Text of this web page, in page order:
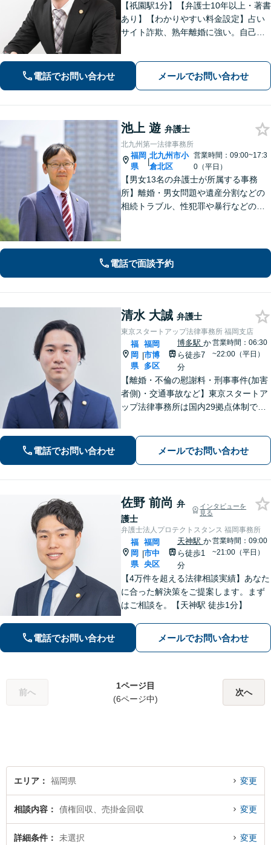
【祇園駅1分】【弁護士10年以上・著書
あり】【わかりやすい料金設定】占い
サイト詐欺、熟年離婚に強い。自己破
詐欺、刑事事件（博多警察署まで徒歩5
分）や相続にも対応。
電話でお問い合わせ メールでお問い合わせ
池上 遊 弁護士
北九州第一法律事務所
福岡
県
|
北九州市小
倉北区
営業時間：09:00~17:3
0（平日）
【男女13名の弁護士が所属する事務
所】離婚・男女問題や遺産分割などの
相続トラブル、性犯罪や暴行などの刑
します【土日祝・当日対応可】
電話で面談予約
清水 大誠 弁護士
東京スタートアップ法律事務所 福岡支店
福
岡
県
|
福岡
市博
多区
博多駅 か
ら徒歩7
分
営業時間：06:30
~22:00（平日）
【離婚・不倫の慰謝料・刑事事件(加害
者側)・交通事故など】東京スタートア
ップ法律事務所は国内29拠点体制で全
専門性の高い弁護士が寄り添い解決を
サポートします。
電話でお問い合わせ メールでお問い合わせ
佐野 前尚 弁
護士
インタビューを
見る
弁護士法人プロテクトスタンス 福岡事務所
福
岡
県
|
福岡
市中
央区
天神駅 か
ら徒歩1
分
営業時間：09:00
~21:00（平日）
【4万件を超える法律相談実績】あなた
に合った解決策をご提案します。まず
はご相談を。【天神駅 徒歩1分】
電話でお問い合わせ メールでお問い合わせ
前へ
1ページ目
(6ページ中)
次へ
エリア 福岡県 変更
相談内容 債権回収、売掛金回収 変更
詳細条件 未選択 変更